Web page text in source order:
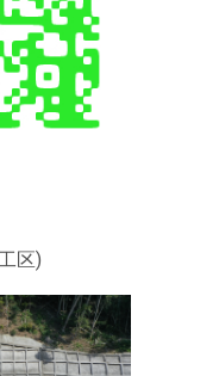
追加しました！
区)